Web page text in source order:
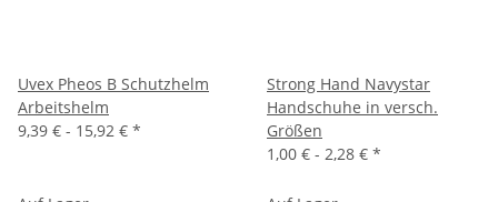
Uvex Pheos B Schutzhelm
Arbeitshelm
9,39 € - 15,92 € *
Strong Hand Navystar
Handschuhe in versch.
Größen
1,00 € - 2,28 € *